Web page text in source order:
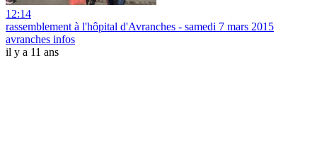
12:14
rassemblement à l'hôpital d'Avranches - samedi 7 mars 2015
avranches infos
il y a 11 ans